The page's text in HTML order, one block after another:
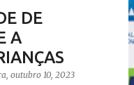
DE
A
outubro 10, 2023